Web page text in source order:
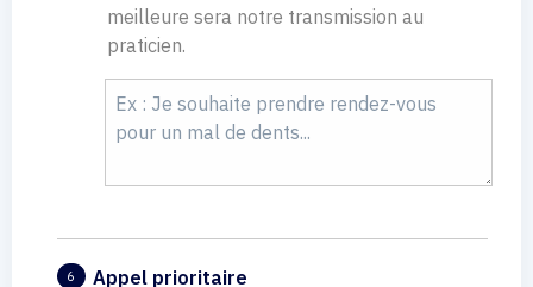
meilleure sera notre transmission au
praticien.
6 Appel prioritaire